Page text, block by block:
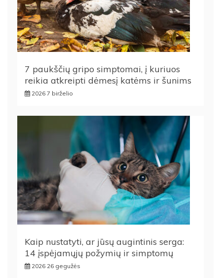
7 paukščių gripo simptomai, į kuriuos
reikia atkreipti dėmesį katėms ir šunims
2026 7 birželio
Kaip nustatyti, ar jūsų augintinis serga:
14 įspėjamųjų požymių ir simptomų
2026 26 gegužės